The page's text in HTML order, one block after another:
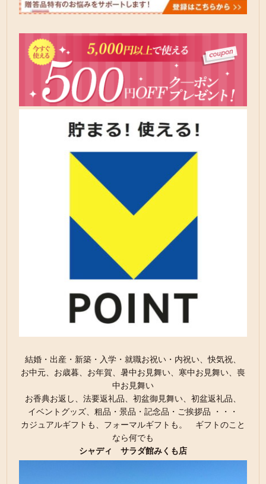
結婚・出産・新築・入学・就職お祝い・内祝い、快気祝、
お中元、お歳暮、お年賀、暑中お見舞い、寒中お見舞い、喪
中お見舞い
お香典お返し、法要返礼品、初盆御見舞い、初盆返礼品、
イベントグッズ、粗品・景品・記念品・ご挨拶品 ・・・
カジュアルギフトも、フォーマルギフトも。 ギフトのこと
なら何でも
シャディ サラダ館みくも店